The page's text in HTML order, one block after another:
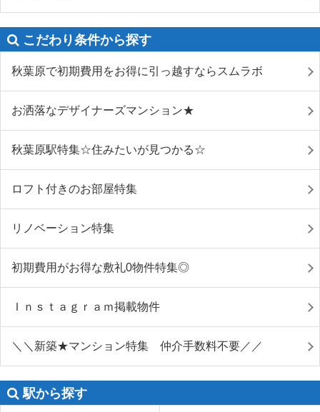
こだわり条件から探す
秋葉原で初期費用をお得に引っ越すならスムラボ
お洒落なデザイナーズマンション★
秋葉原駅特集☆住みたいが見つかる☆
ロフト付きのお部屋特集
リノベーション特集
初期費用がお得な敷礼0物件特集◎
Ｉｎｓｔａｇｒａｍ掲載物件
＼＼新築★マンション特集 仲介手数料不要／／
駅から探す